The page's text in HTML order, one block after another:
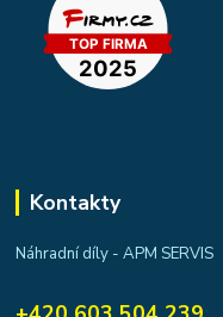
Kontakty
Náhradní díly - APM SERVIS